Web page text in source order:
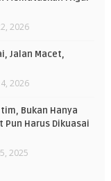
2026
Jalan Macet,
2026
Bukan Hanya
Pun Harus Dikuasai
2025